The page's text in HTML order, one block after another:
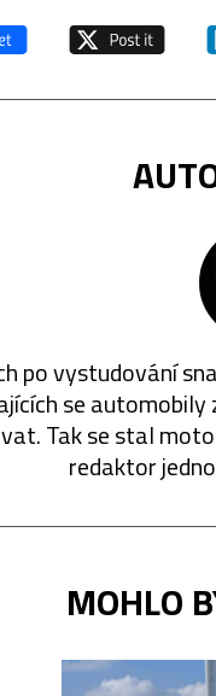
po vystudování
se automobily
Tak se stal
redaktor
MOHLO